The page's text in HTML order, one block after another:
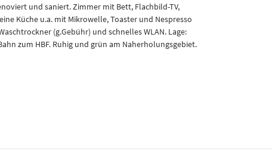
und saniert. Zimmer mit Bett, Flachbild-TV,
Küche u.a. mit Mikrowelle, Toaster und Nespresso
(g.Gebühr) und schnelles WLAN. Lage:
zum HBF. Ruhig und grün am Naherholungsgebiet.